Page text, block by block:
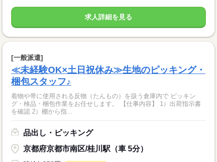
求人詳細を見る
[一般派遣]
≪未経験OK×土日祝休み≫生地のピッキング・
梱包スタッフ♪
着物や帯に使用される反物（たんもの）を扱う倉庫内で ピッキン
グ・検品・梱包作業をお任せします。 【仕事内容】 1）出荷指示書
を確認 2）棚から指...
品出し・ピッキング
京都府京都市南区/桂川駅（車 5分）